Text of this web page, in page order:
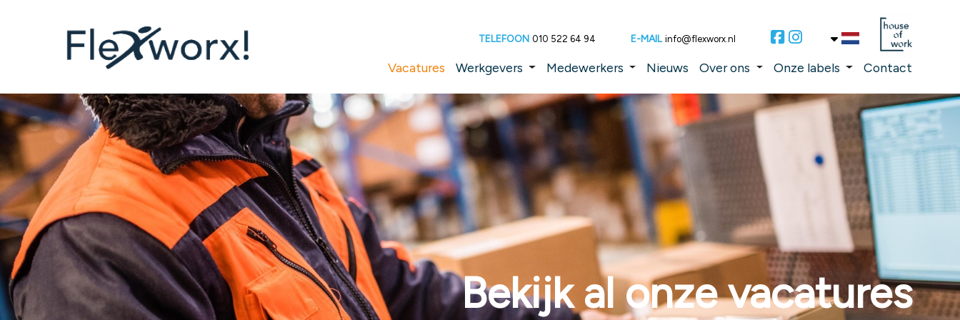
TELEFOON 010 522 64 94 E-MAIL info@flexworx.nl
Vacatures Werkgevers Medewerkers Nieuws Over ons Onze labels Contact
Bekijk al onze vacatures